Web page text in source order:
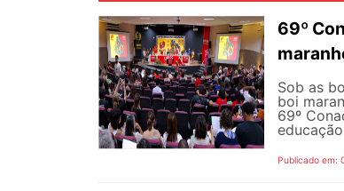
69º
Sob as
boi
69º
Publicado em: